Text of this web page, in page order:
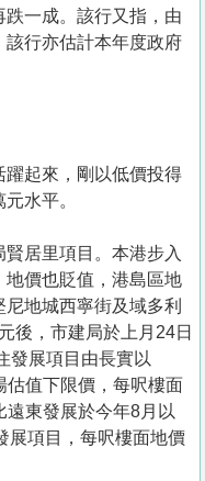
一成。該行又指，由
行亦估計本年度政府
起來，剛以低價投得
水平。
賢居里項目。本港步入
價也貶值，港島區地
地城西寧街及域多利
後，市建局於上月24日
發展項目由長實以
估值下限價，每呎樓面
東發展於今年8月以
展項目，每呎樓面地價